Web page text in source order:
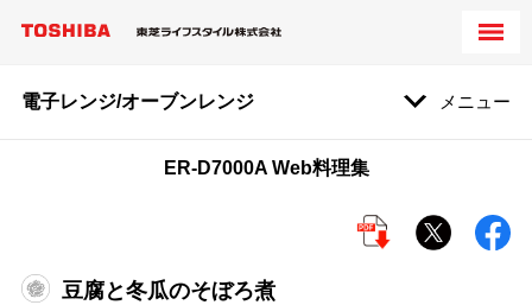
電子レンジ/オーブンレンジ メニュー
ER-D7000A Web料理集
豆腐と冬瓜のそぼろ煮